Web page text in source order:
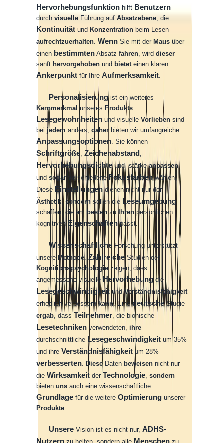
Hervorhebungsfunktion hilft Benutzern
durch visuelle Führung auf Absatzebene, die
Kontinuität und Konzentration beim Lesen
aufrechtzuerhalten. Wenn Sie mit der Maus über
einen bestimmten Absatz fahren, wird dieser
sanft hervorgehoben und bietet einen klaren
Ankerpunkt für Ihre Aufmerksamkeit.
Personalisierung ist ein weiteres
Kernmerkmal unseres Produkts.
Lesegewohnheiten und visuelle Vorlieben sind
bei jedem anders, daher bieten wir umfangreiche
Anpassungsoptionen. Sie können
Schriftgröße, Zeichenabstand,
Hervorhebungsdichte und -stärke anpassen
und sogar verschiedene Fokusfarben wählen.
Diese Einstellungen dienen nicht nur der
Ästhetik,sondern sollen die Leseumgebung
schaffen, die am besten zu Ihren persönlichen
kognitiven Eigenschaften passt.
Wissenschaftliche Forschung unterstützt
unsere Methode. Zahlreiche Studien der
Kognitionspsychologie zeigen, dass
angemessene visuelle Hervorhebung die
Lesegeschwindigkeit und Verständnisfähigkeit
erheblich verbessern kann. Eine deutsche Studie
ergab, dass Teilnehmer, die bionische
Lesetechniken verwendeten, ihre
durchschnittliche Lesegeschwindigkeit um 35%
und ihre Verständnisfähigkeit um 28%
verbesserten. Diese Daten beweisen nicht nur
die Wirksamkeit der Technologie, sondern
bieten uns auch eine wissenschaftliche
Grundlage für die weitere Optimierung unserer
Produkte.
Unsere Vision ist es nicht nur,ADHS-
Nutzern
Menschen